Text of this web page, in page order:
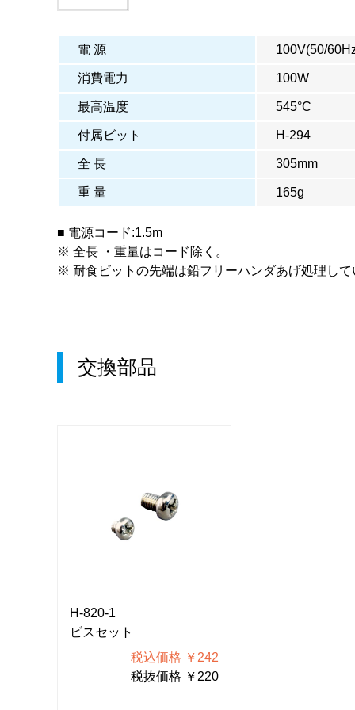
電 源 100V(50/
消費電力 100W
最高温度 545°C
付属ビット H-294
全 長 305mm
重 量 165g
■ 電源コード:1.5m
※ 全長 ・重量はコード除く。
※ 耐食ビットの先端は鉛フリーハンダあげ処理し
交換部品
H-820-1
ビスセット
税込価格 ￥242
税抜価格 ￥220